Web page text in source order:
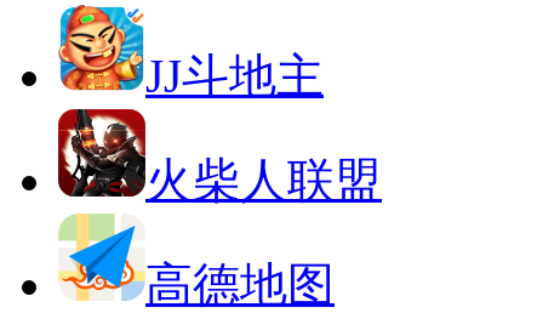
JJ斗地主
火柴人联盟
高德地图